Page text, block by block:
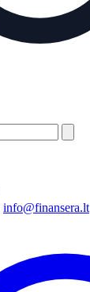
info@finansera.lt